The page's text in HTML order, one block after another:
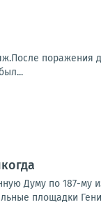
поражения
Думу по 187-му
площадки